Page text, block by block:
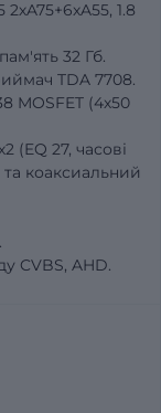
1.8
32 Гб.
TDA 7708.
MOSFET (4х50
27, часові
коаксиальний
CVBS, AHD.